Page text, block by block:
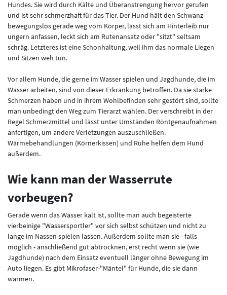
Hundes. Sie wird durch Kälte und Überanstrengung hervor gerufen
und ist sehr schmerzhaft für das Tier. Der Hund hält den Schwanz
bewegungslos gerade weg vom Körper, lässt sich am Hinterleib nur
ungern anfassen, leckt sich am Rutenansatz oder "sitzt" seltsam
schräg. Letzteres ist eine Schonhaltung, weil ihm das normale Liegen
und Sitzen weh tun.
Vor allem Hunde, die gerne im Wasser spielen und Jagdhunde, die im
Wasser arbeiten, sind von dieser Erkrankung betroffen. Da sie starke
Schmerzen haben und in ihrem Wohlbefinden sehr gestört sind, sollte
man unbedingt den Weg zum Tierarzt wählen. Der verschreibt in der
Regel Schmerzmittel und lässt unter Umständen Röntgenaufnahmen
anfertigen, um andere Verletzungen auszuschließen.
Wärmebehandlungen (Körnerkissen) und Ruhe helfen dem Hund
außerdem.
Wie kann man der Wasserrute
vorbeugen?
Gerade wenn das Wasser kalt ist, sollte man auch begeisterte
vierbeinige "Wassersportler" vor sich selbst schützen und nicht zu
lange im Nassen spielen lassen. Außerdem sollte man sie - falls
möglich - anschließend gut abtrocknen, erst recht wenn sie (wie
Jagdhunde) nach dem Einsatz eventuell länger ohne Bewegung im
Auto liegen. Es gibt Mikrofaser-"Mäntel" für Hunde, die sie dann
wärmen.